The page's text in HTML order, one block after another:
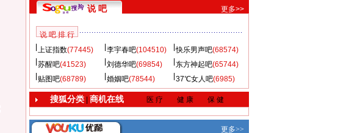
说 吧 更多>>
说 吧 排 行
上证指数(77445) 李宇春吧(104510) 快乐男声吧(68574)
苏醒吧(41523) 刘德华吧(69854) 东方神起吧(65744)
贴图吧(68789) 婚姻吧(78544) 37℃女人吧(6985)
搜狐分类| 商机在线 医 疗 健 康 保 健